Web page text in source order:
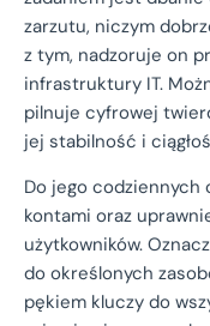
zarzutu, niczym
z tym, nadzoruje on
infrastruktury IT.
pilnuje cyfrowej
jej stabilność i
Do jego codziennych
kontami oraz
użytkowników.
do określonych
pękiem kluczy do